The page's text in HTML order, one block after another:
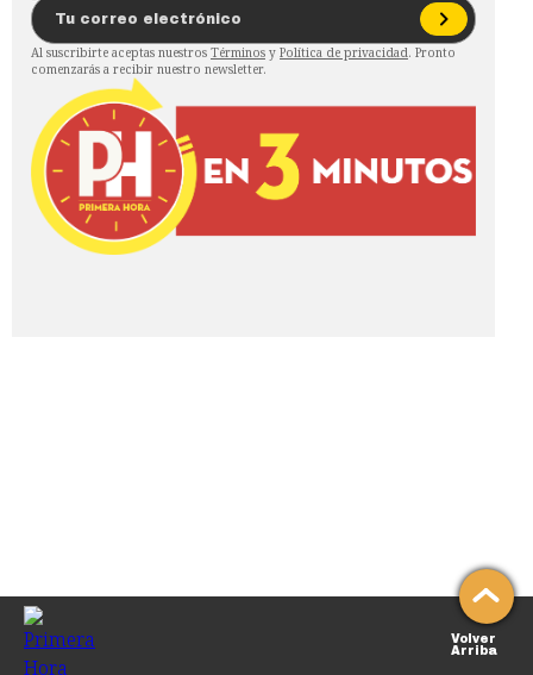
Al suscribirte aceptas nuestros Términos y Política de privacidad. Pronto
comenzarás a recibir nuestro newsletter.
Volver
Arriba